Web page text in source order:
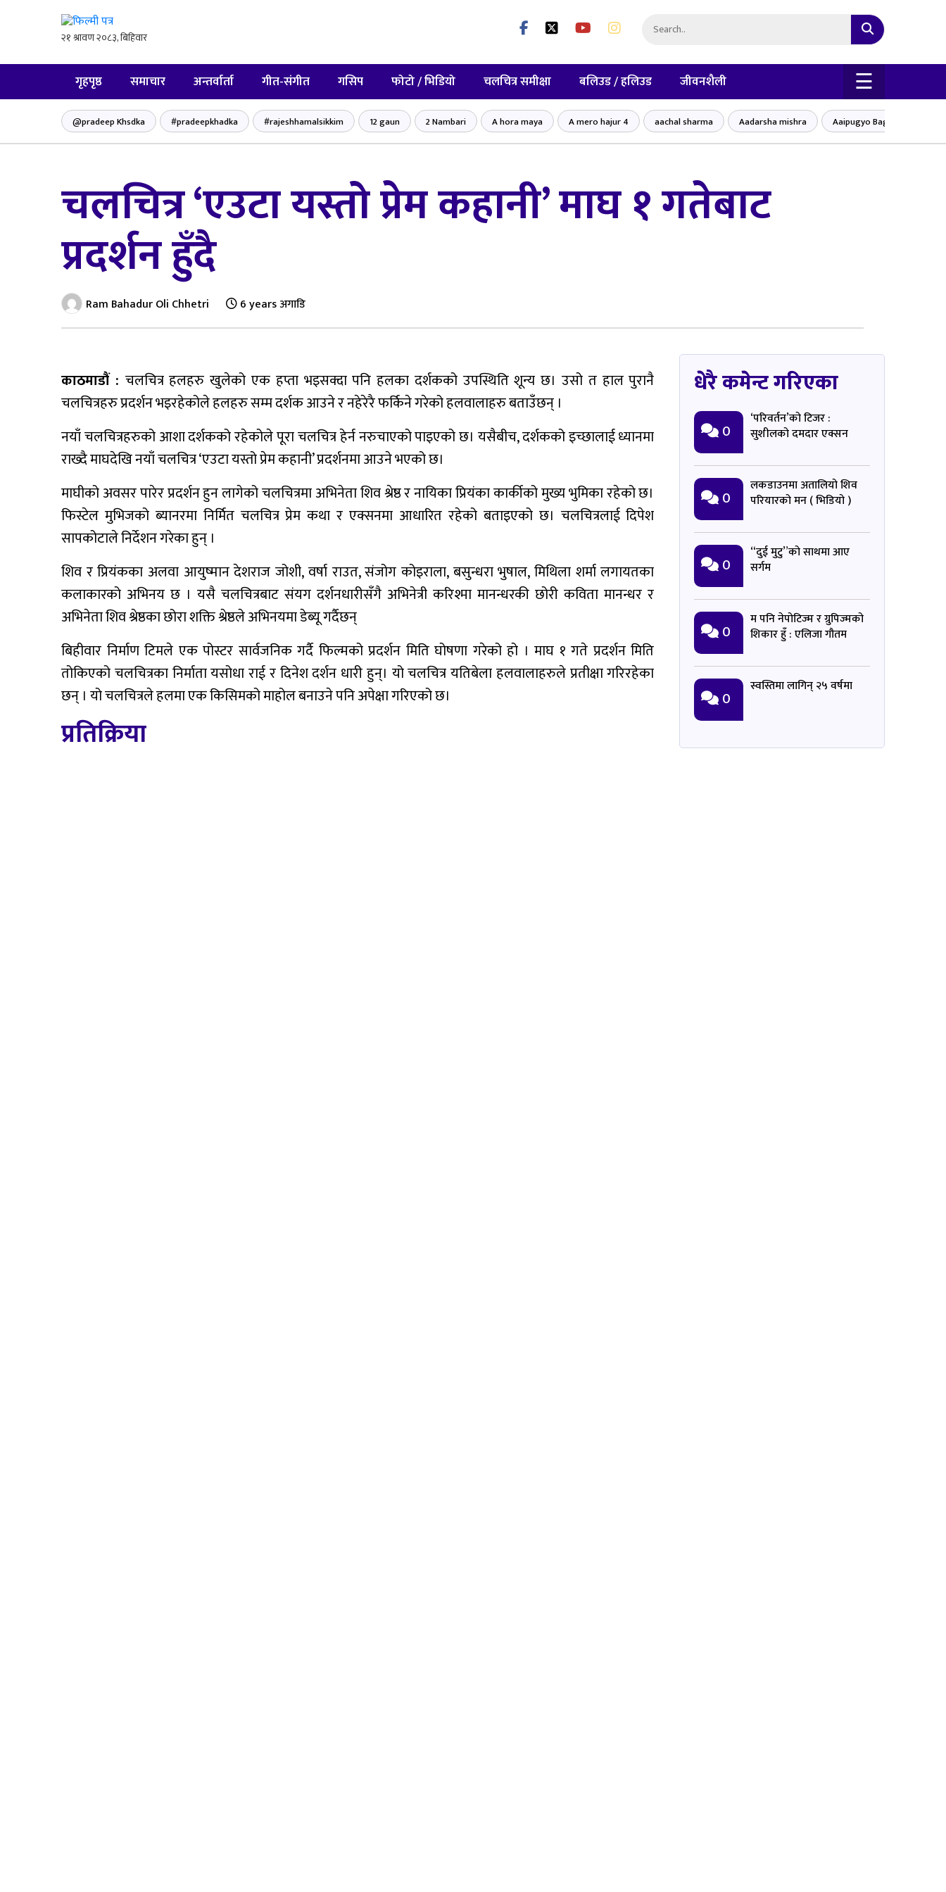
☰
गृहपृष्ठ समाचार अन्तर्वार्ता गीत-संगीत गसिप फोटो / भिडियो चलचित्र समीक्षा बलिउड / हलिउड जीवनशैली
@pradeep Khsdka #pradeepkhadka #rajeshhamalsikkim 12 gaun 2 Nambari A hora maya A mero hajur 4 aachal sharma Aadarsha mishra Aaipugyo Baglung bajar
चलचित्र ‘एउटा यस्तो प्रेम कहानी’ माघ १ गतेबाट
प्रदर्शन हुँदै
Ram Bahadur Oli Chhetri 6 years अगाडि
काठमाडौं : चलचित्र हलहरु खुलेको एक हप्ता भइसक्दा पनि हलका दर्शकको उपस्थिति शून्य छ। उसो त हाल पुरानै
चलचित्रहरु प्रदर्शन भइरहेकोले हलहरु सम्म दर्शक आउने र नहेरेरै फर्किने गरेको हलवालाहरु बताउँछन् ।
नयाँ चलचित्रहरुको आशा दर्शकको रहेकोले पूरा चलचित्र हेर्न नरुचाएको पाइएको छ। यसैबीच, दर्शकको इच्छालाई ध्यानमा
राख्दै माघदेखि नयाँ चलचित्र ‘एउटा यस्तो प्रेम कहानी’ प्रदर्शनमा आउने भएको छ।
माघीको अवसर पारेर प्रदर्शन हुन लागेको चलचित्रमा अभिनेता शिव श्रेष्ठ र नायिका प्रियंका कार्कीको मुख्य भुमिका रहेको छ।
फिस्टेल मुभिजको ब्यानरमा निर्मित चलचित्र प्रेम कथा र एक्सनमा आधारित रहेको बताइएको छ। चलचित्रलाई दिपेश
सापकोटाले निर्देशन गरेका हुन् ।
शिव र प्रियंकका अलवा आयुष्मान देशराज जोशी, वर्षा राउत, संजोग कोइराला, बसुन्धरा भुषाल, मिथिला शर्मा लगायतका
कलाकारको अभिनय छ । यसै चलचित्रबाट संयग दर्शनधारीसँगै अभिनेत्री करिश्मा मानन्धरकी छोरी कविता मानन्धर र
अभिनेता शिव श्रेष्ठका छोरा शक्ति श्रेष्ठले अभिनयमा डेब्यू गर्दैछन्
बिहीवार निर्माण टिमले एक पोस्टर सार्वजनिक गर्दै फिल्मको प्रदर्शन मिति घोषणा गरेको हो । माघ १ गते प्रदर्शन मिति
तोकिएको चलचित्रका निर्माता यसोधा राई र दिनेश दर्शन धारी हुन्। यो चलचित्र यतिबेला हलवालाहरुले प्रतीक्षा गरिरहेका
छन् । यो चलचित्रले हलमा एक किसिमको माहोल बनाउने पनि अपेक्षा गरिएको छ।
प्रतिक्रिया
धेरै कमेन्ट गरिएका
0
‘परिवर्तन’को टिजर :
सुशीलको दमदार एक्सन
0
लकडाउनमा अतालियो शिव
परियारको मन ( भिडियो )
0
“दुई मुटु”को साथमा आए
सर्गम
0
म पनि नेपोटिज्म र ग्रुपिज्मको
शिकार हुँ : एलिजा गौतम
0
स्वस्तिमा लागिन् २५ वर्षमा